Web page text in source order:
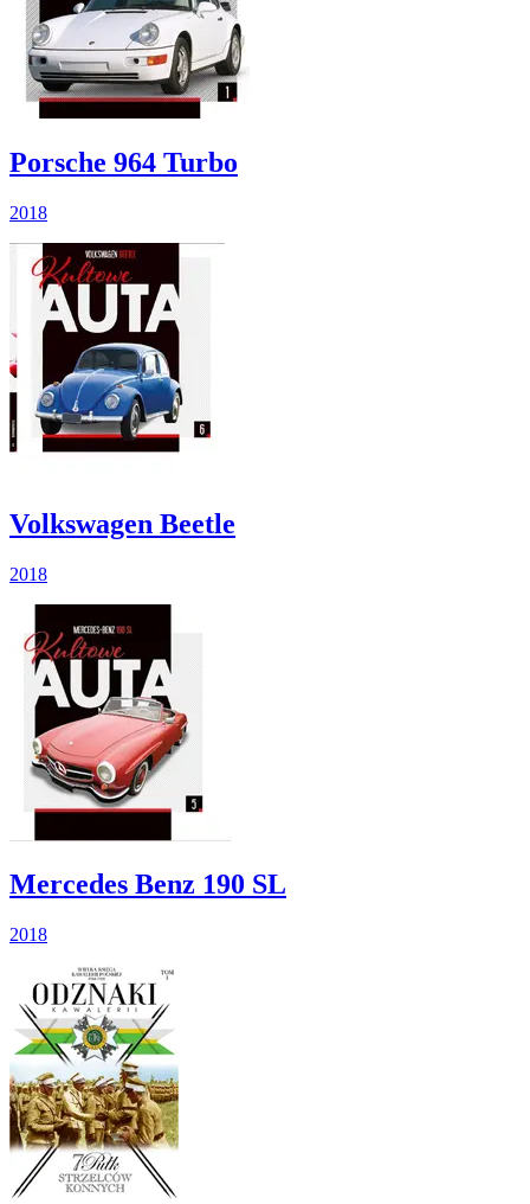
Porsche 964 Turbo
2018
Volkswagen Beetle
2018
Mercedes Benz 190 SL
2018